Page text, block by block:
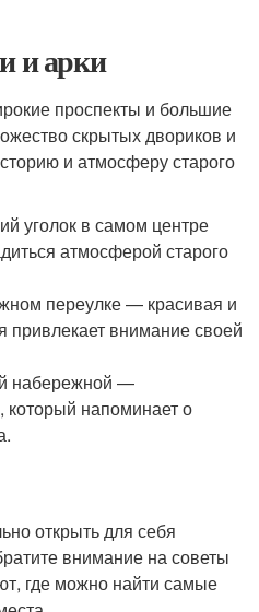
и арки
проспекты и большие
скрытых двориков и
и атмосферу старого
уголок в самом центре
атмосферой старого
переулке — красивая и
привлекает внимание своей
набережной —
который напоминает о
открыть для себя
внимание на советы
где можно найти самые